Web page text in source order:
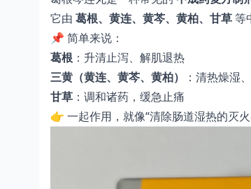
它由 葛根、黄连、黄芩、黄柏、甘草等
📌 简单来说：
葛根 ：升清止泻、解肌退热
三黄（黄连、黄芩、黄柏）
：清热燥湿
甘草 ：调和诸药，缓急止痛
👉 一起作用，就像“清除肠道湿热的灭火